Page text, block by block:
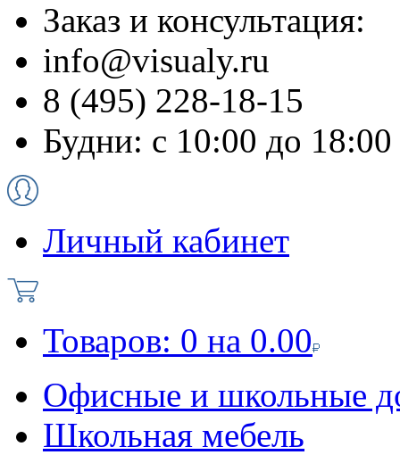
Заказ и консультация:
info@visualy.ru
8 (495) 228-18-15
Будни: с 10:00 до 18:00
Личный кабинет
Товаров: 0 на 0.00
Офисные и школьные
Школьная мебель